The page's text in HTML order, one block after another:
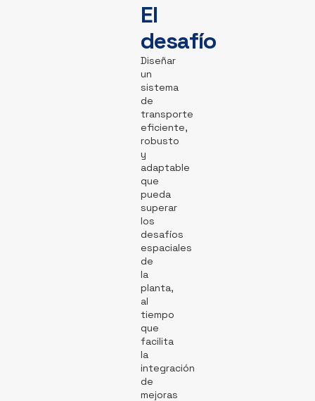
El
desafío
Diseñar
un
sistema
de
transporte
eficiente,
robusto
y
adaptable
que
pueda
superar
los
desafíos
espaciales
de
la
planta,
al
tiempo
que
facilita
la
integración
de
mejoras